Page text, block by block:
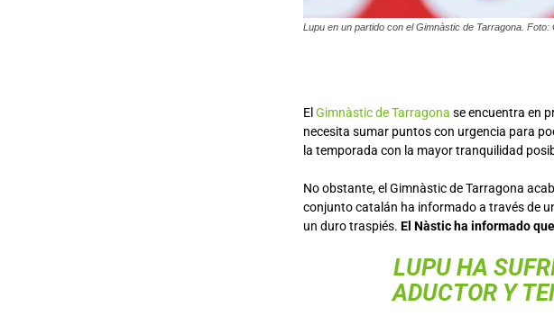
Lupu en un partido con el Gimnàstic de Tarragona. Foto:
El Gimnàstic de Tarragona se encuentra en
necesita sumar puntos con urgencia para
la temporada con la mayor tranquilidad
No obstante, el Gimnàstic de Tarragona
conjunto catalán ha informado a través de
un duro traspiés. El Nàstic ha informado
LUPU HA
ADUCTOR Y